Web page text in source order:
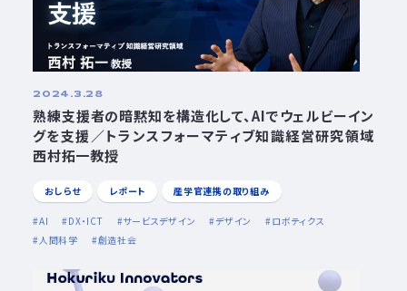
2024.3.28
熟練支援者の暗黙知を構造化して、AIでウェルビーイン
グを支援／トランスフォーマティブ知識経営研究領域
西村拓一教授
おしらせ レポート 産学官連携の取り組み
AI DX・ICT サービスデザイン デザイン
ロボティクス
人間科学
創造社会